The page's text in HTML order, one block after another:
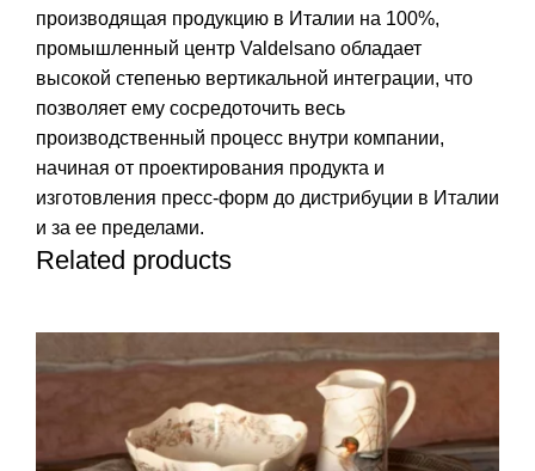
производящая продукцию в Италии на 100%,
промышленный центр Valdelsano обладает
высокой степенью вертикальной интеграции, что
позволяет ему сосредоточить весь
производственный процесс внутри компании,
начиная от проектирования продукта и
изготовления пресс-форм до дистрибуции в Италии
и за ее пределами.
Related products